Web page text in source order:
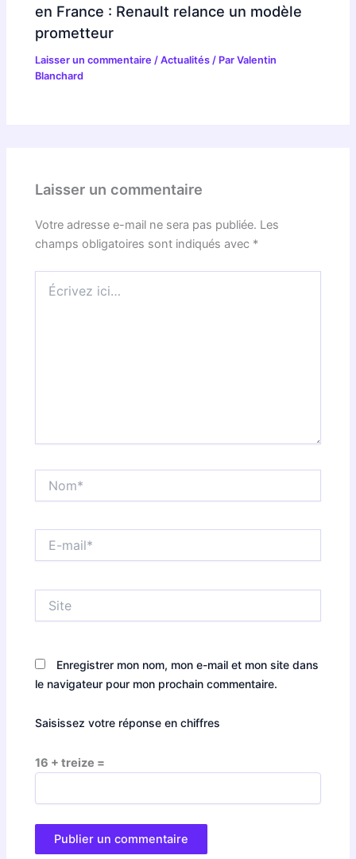
en France : Renault relance un modèle
prometteur
Laisser un commentaire /Actualités / ParValentin
Blanchard
Laisser un commentaire
Votre adresse e-mail ne sera pas publiée. Les
champs obligatoires sont indiqués avec *
ici…
mail*
Enregistrer mon nom, mon e-mail et mon site dans
le navigateur pour mon prochain commentaire.
Saisissez votre réponse en chiffres
16 + treize =